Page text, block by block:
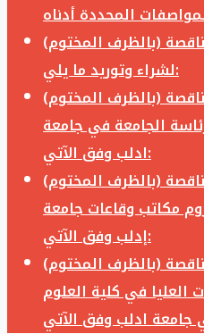
(بالظرف المختوم)
لشراء وتوريد ما يلي:
(بالظرف المختوم)
الجامعة في جامعة
ادلب وفق الآتي:
(بالظرف المختوم)
مكاتب وقاعات جامعة
إدلب وفق الآتي:
(بالظرف المختوم)
العليا في كلية العلوم